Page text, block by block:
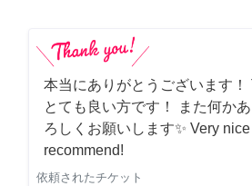
本当にありがとうございます！
とても良い方です！ また何か
ろしくお願いします✨ Very nice
recommend!
依頼されたチケット